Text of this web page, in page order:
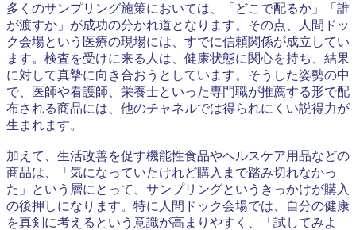
多くのサンプリング施策においては、「どこで配るか」「誰
が渡すか」が成功の分かれ道となります。その点、人間ドッ
ク会場という医療の現場には、すでに信頼関係が成立してい
ます。検査を受けに来る人は、健康状態に関心を持ち、結果
に対して真摯に向き合おうとしています。そうした姿勢の中
で、医師や看護師、栄養士といった専門職が推薦する形で配
布される商品には、他のチャネルでは得られにくい説得力が
生まれます。
加えて、生活改善を促す機能性食品やヘルスケア用品などの
商品は、「気になっていたけれど購入まで踏み切れなかっ
た」という層にとって、サンプリングというきっかけが購入
の後押しになります。特に人間ドック会場では、自分の健康
を真剣に考えるという意識が高まりやすく、「試してみよ